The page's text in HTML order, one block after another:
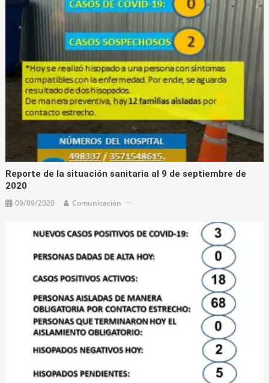
Reporte de la situación sanitaria al 9 de septiembre de
2020
09/09/2020 Comunicación